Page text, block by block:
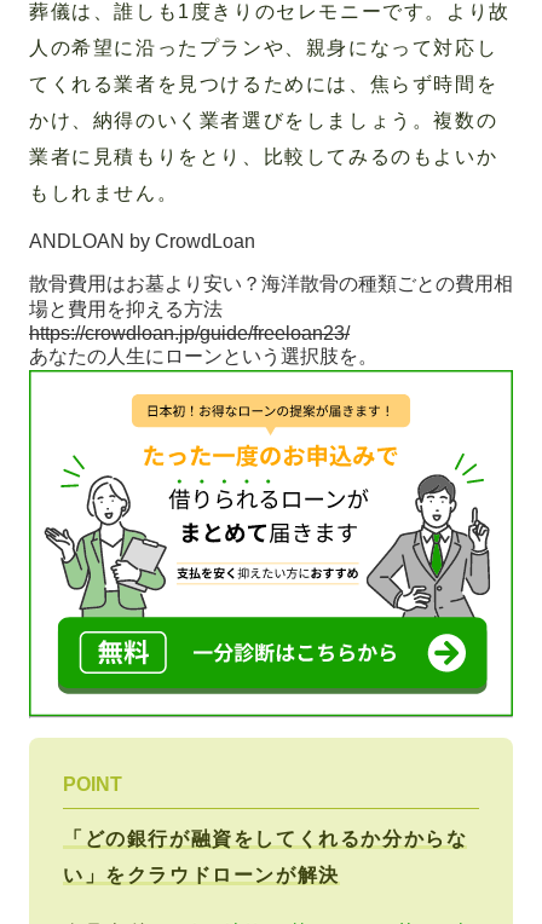
葬儀は、誰しも1度きりのセレモニーです。より故
人の希望に沿ったプランや、親身になって対応し
てくれる業者を見つけるためには、焦らず時間を
かけ、納得のいく業者選びをしましょう。複数の
業者に見積もりをとり、比較してみるのもよいか
もしれません。
ANDLOAN by CrowdLoan
散骨費用はお墓より安い？海洋散骨の種類ごとの費用相
場と費用を抑える方法
https://crowdloan.jp/guide/freeloan23/
あなたの人生にローンという選択肢を。
POINT
「どの銀行が融資をしてくれるか分からな
い」をクラウドローンが解決